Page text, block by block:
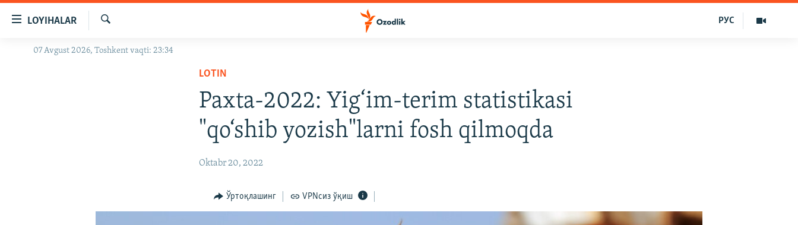
Бош
LOYIHALAR
OZODLIK SURISHTIRUVLARI
Излаш
РУС
07 Avgust 2026, Toshkent vaqti: 23:34
LOTIN
Paxta-2022: Yig‘im-terim statistikasi
"qo‘shib yozish"larni fosh qilmoqda
Oktabr 20, 2022
Ўртоқлашинг VPNсиз ўқиш